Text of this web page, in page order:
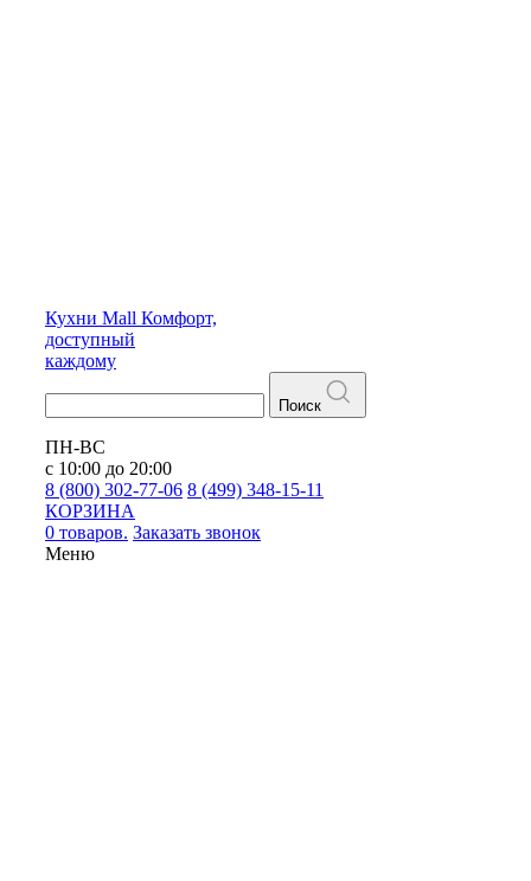
Кухни Mall Комфорт,
доступный
каждому
Поиск
ПН-ВС
с 10:00 до 20:00
8 (800) 302-77-06 8 (499) 348-15-11
КОРЗИНА
0 товаров. Заказать звонок
Меню